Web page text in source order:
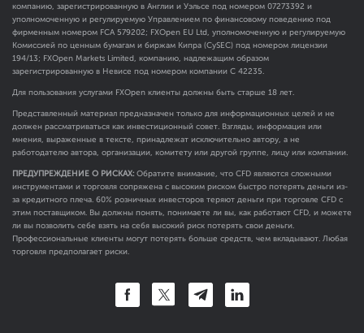
компанию, зарегистрированную в Англии и Уэльсе под номером 07273392 и
уполномоченную и регулируемую Управлением по финансовому поведению под
фирменным номером FCA 579202; FXOpen EU Ltd, уполномоченную и регулируемую
Комиссией по ценным бумагам и биржам Кипра (CySEC) под номером лицензии
194/13; FXOpen Markets Limited, компанию, надлежащим образом
зарегистрированную в Невисе под номером компании C 42235.
Для пользования услугами FXOpen клиенты должны быть старше 18 лет.
Представленный материал предназначен только для информационных целей и не
должен рассматриваться как инвестиционный совет. Взгляды, информация или
мнения, выраженные в тексте, принадлежат исключительно автору, а не
работодателю автора, организации, комитету или другой группе, лицу или компании.
ПРЕДУПРЕЖДЕНИЕ О РИСКАХ: Обратите внимание, что CFD являются сложными
инструментами и торговля сопряжена с высоким риском быстро потерять деньги из-
за кредитного плеча. 60% розничных инвесторов теряют деньги при торговле CFD с
этим поставщиком. Вы должны понять, понимаете ли вы, как работают CFD, и можете
ли вы позволить себе взять на себя высокий риск потерять свои деньги.
Профессиональные клиенты могут потерять больше средств, чем вкладывают. Любая
торговля предполагает риски.